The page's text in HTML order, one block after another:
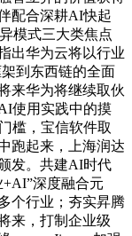
配合深耕AI快起
模式三大类焦点
出华为云将以行业
到东西链的全面
来华为将继续取伙
使用实践中的摸
槛，宝信软件取
跑起来，上海润达
发。共建AI时代
深度融合元
个行业；夯实昇腾
来，打制企业级